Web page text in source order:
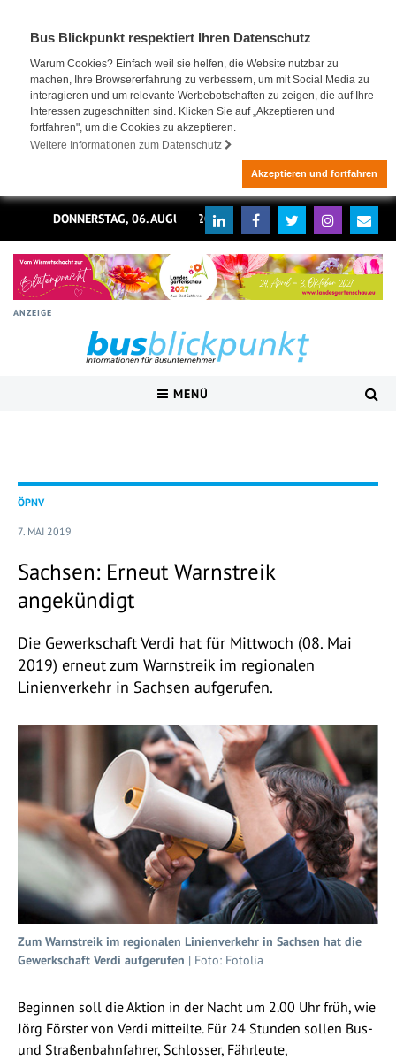
Bus Blickpunkt respektiert Ihren Datenschutz
Warum Cookies? Einfach weil sie helfen, die Website nutzbar zu
machen, Ihre Browsererfahrung zu verbessern, um mit Social Media zu
interagieren und um relevante Werbebotschaften zu zeigen, die auf Ihre
Interessen zugeschnitten sind. Klicken Sie auf „Akzeptieren und
fortfahren", um die Cookies zu akzeptieren.
Weitere Informationen zum Datenschutz
Akzeptieren und fortfahren
DONNERSTAG, 06. AUGUST 2026
ANZEIGE
MENÜ
ÖPNV
7. MAI 2019
Sachsen: Erneut Warnstreik
angekündigt
Die Gewerkschaft Verdi hat für Mittwoch (08. Mai
2019) erneut zum Warnstreik im regionalen
Linienverkehr in Sachsen aufgerufen.
Zum Warnstreik im regionalen Linienverkehr in Sachsen hat die
Gewerkschaft Verdi aufgerufen | Foto: Fotolia
Beginnen soll die Aktion in der Nacht um 2.00 Uhr früh, wie
Jörg Förster von Verdi mitteilte. Für 24 Stunden sollen Bus-
und Straßenbahnfahrer, Schlosser, Fährleute,